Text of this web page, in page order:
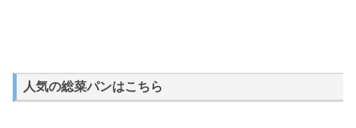
人気の総菜パンはこちら